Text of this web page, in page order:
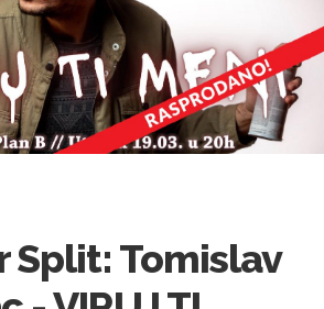
Split: Tomislav